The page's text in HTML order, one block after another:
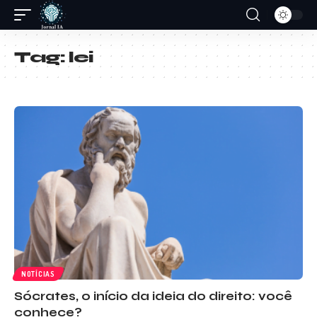
Tag:lei
NOTÍCIAS
Sócrates, o início da ideia do direito: você
conhece?